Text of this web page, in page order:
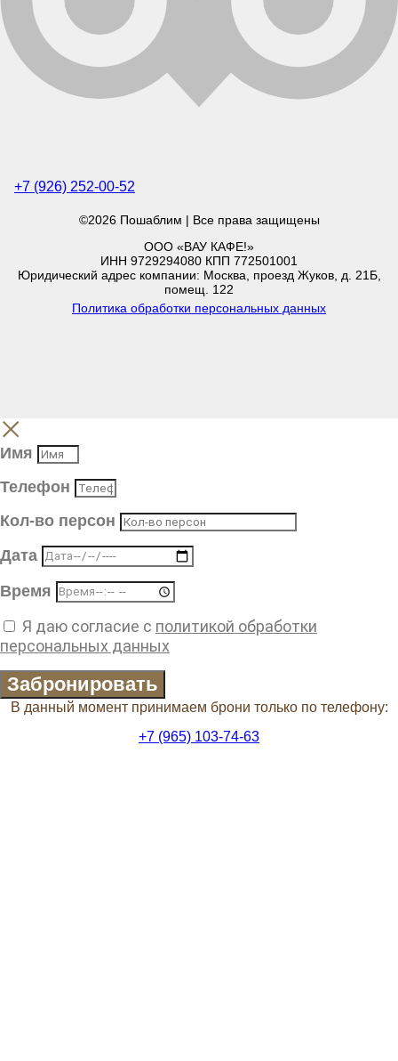
+7 (926) 252-00-52
©2026 Пошаблим | Все права защищены
ООО «ВАУ КАФЕ!»
ИНН 9729294080 КПП 772501001
Юридический адрес компании: Москва, проезд Жуков, д. 21Б,
помещ. 122
Политика обработки персональных данных
Имя
Телефон
Кол-во персон
Дата
Время
Я даю согласие с политикой обработки
персональных данных
Забронировать
В данный момент принимаем брони только по телефону:
+7 (965) 103-74-63